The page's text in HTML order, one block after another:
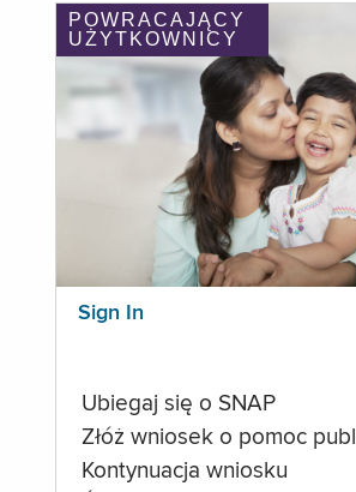
POWRACAJĄCY
UŻYTKOWNICY
Sign In
Ubiegaj się o SNAP
Złóż wniosek o pomoc
Kontynuacja wniosku